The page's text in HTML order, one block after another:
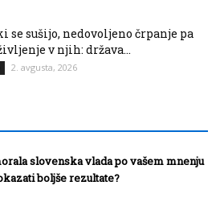
se sušijo, nedovoljeno črpanje pa
v njih: država...
2. avgusta, 2026
slovenska vlada po vašem mnenju
boljše rezultate?